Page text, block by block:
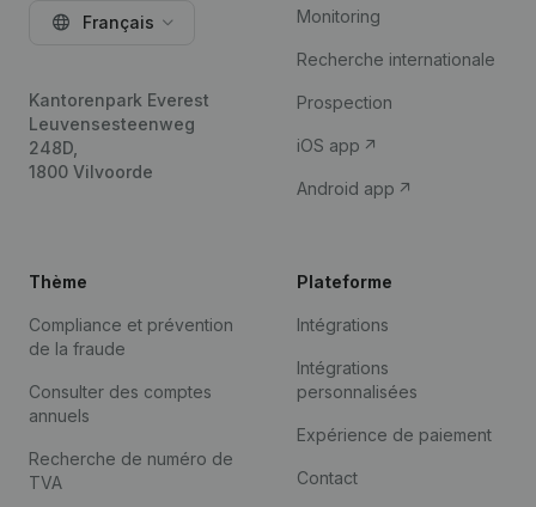
Français
Kantorenpark Everest
Leuvensesteenweg
248D,
1800 Vilvoorde
Monitoring
Recherche internationale
Prospection
iOS app
Android app
Thème
Compliance et prévention
de la fraude
Consulter des comptes
annuels
Recherche de numéro de
TVA
Plateforme
Intégrations
Intégrations
personnalisées
Expérience de paiement
Contact